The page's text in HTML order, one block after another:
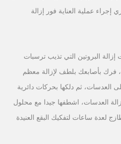
عملية العناية فور إزالة
البروتين التي تذيب ترسبات
فرك بأصابعك بلطف لإزالة معظم
ثم دلكها بحركات دائرية
20 ثانية. بعد إزالة العدسات، اشطفها جيدا مع محلول
لعدة ساعات لتفكيك البقع العنيدة